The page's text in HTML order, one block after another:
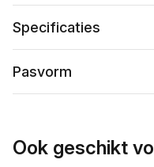
Specificaties
Pasvorm
Ook geschikt